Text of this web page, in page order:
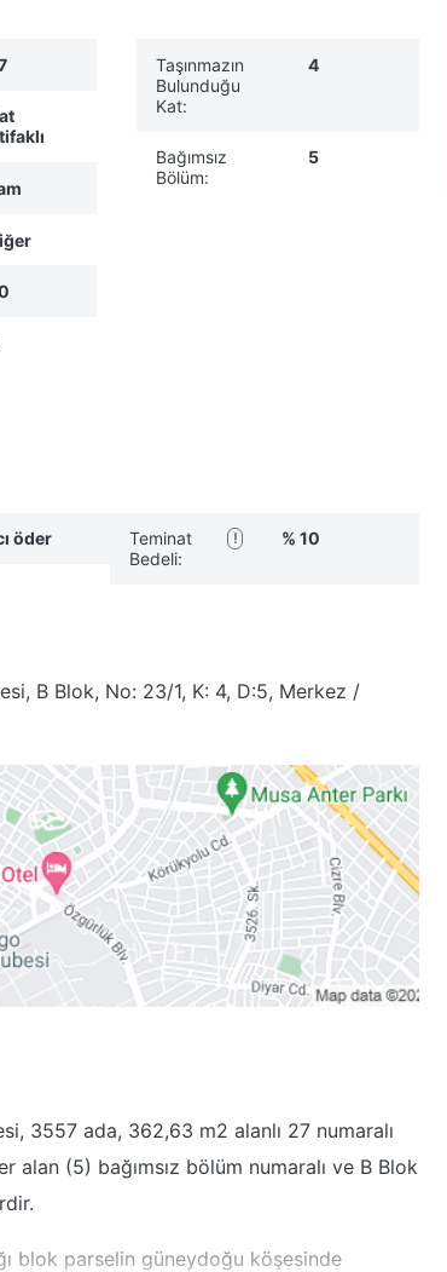
Taşınmazın
Bulunduğu
Kat:
4
Bağımsız
Bölüm:
5
öder
Teminat
Bedeli:
! % 10
B Blok, No: 23/1, K: 4, D:5, Merkez /
3557 ada, 362,63 m2 alanlı 27 numaralı
alan (5) bağımsız bölüm numaralı ve B Blok
blok parselin güneydoğu köşesinde